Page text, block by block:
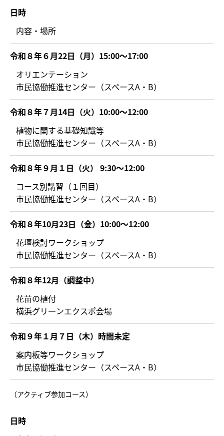
日時
内容・場所
令和８年６月22日（月）15:00～17:00
オリエンテーション
市民協働推進センター（スペースA・B）
令和８年７月14日（火）10:00～12:00
植物に関する基礎知識等
市民協働推進センター（スペースA・B）
令和８年９月１日（火） 9:30～12:00
コース別講習（１回目）
市民協働推進センター（スペースA・B）
令和８年10月23日（金）10:00～12:00
花壇検討ワークショップ
市民協働推進センター（スペースA・B）
令和８年12月（調整中）
花苗の植付
横浜グリ―ンエクスポ会場
令和９年１月７日（木）時間未定
案内板等ワークショップ
市民協働推進センター（スペースA・B）
（アクティブ参加コース）
日時